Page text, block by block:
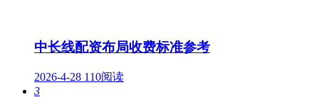
中长线配资布局收费标准参考
2026-4-28 110阅读
3